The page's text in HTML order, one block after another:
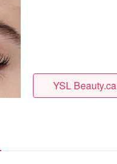
YSL Beauty.ca